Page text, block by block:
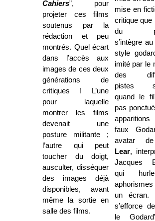
Cahiers”, pour
projeter ces films
soutenus par la
rédaction et peu
montrés. Quel écart
dans l’accès aux
images de ces deux
générations de
critiques ! L’une
pour laquelle
montrer les films
devenait une
posture militante ;
l’autre qui peut
toucher du doigt,
ausculter, disséquer
des images déjà
disponibles, avant
même la sortie en
salle des films.
mise en
critique que
du
s’intègre
style
imité par le
des
pistes
quand le
pas
faux
avatar
Lear,
Jacques
qui
un écran.
s’efforce
le